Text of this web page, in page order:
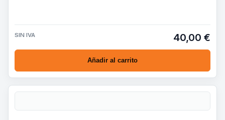
SIN IVA 40,00 €
Añadir al carrito